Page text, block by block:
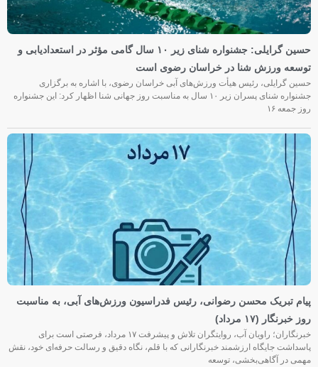
حسین گرایلی: جشنواره شنای زیر ۱۰ سال گامی مؤثر در استعدادیابی و
توسعه ورزش شنا در خراسان رضوی است
حسین گرایلی، رئیس هیأت ورزش‌های آبی خراسان رضوی، با اشاره به برگزاری
جشنواره شنای پسران زیر ۱۰ سال به مناسبت روز جهانی شنا اظهار کرد: این جشنواره
روز جمعه‌ ۱۶
پیام تبریک محسن رضوانی، رئیس فدراسیون ورزش‌های آبی، به مناسبت
روز خبرنگار (۱۷ مرداد)
خبرنگاران؛ راویان آب، روایتگران تلاش و پیشرفت ۱۷ مرداد، فرصتی است برای
پاسداشت جایگاه ارزشمند خبرنگارانی که با قلم، نگاه دقیق و رسالت حرفه‌ای خود، نقش
مهمی در آگاهی‌بخشی، توسعه